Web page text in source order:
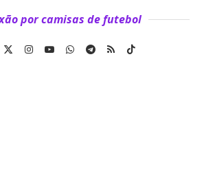
por camisas de futebol